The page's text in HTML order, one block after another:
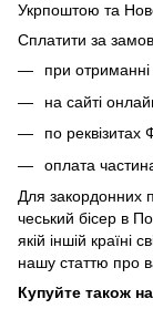
Укрпоштою та
Сплатити за
при
на сайті
по
оплата
Для закордонних
чеський бісер в
якій іншій країні
нашу статтю про
Купуйте також